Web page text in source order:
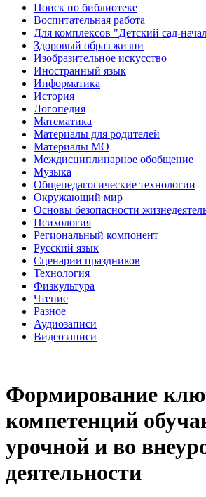
Поиск по библиотеке
Воспитательная работа
Для комплексов "Детский сад-
Здоровый образ жизни
Изобразительное искусство
Иностранный язык
Информатика
История
Логопедия
Математика
Материалы для родителей
Материалы МО
Междисциплинарное обобщение
Музыка
Общепедагогические технологии
Окружающий мир
Основы безопасности
Психология
Региональный компонент
Русский язык
Сценарии праздников
Технология
Физкультура
Чтение
Разное
Аудиозаписи
Видеозаписи
Формирование
компетенций
урочной и во
деятельности